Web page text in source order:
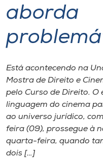
Atendimento ao
Portal de Ensino
A
Internacionalização
I.nova
aborda
Está acontecendo na
Mostra de Direito e
pelo Curso de Direito.
linguagem do cinema
ao universo jurídico,
feira (09), prossegue à
quarta-feira, quando
dois […]